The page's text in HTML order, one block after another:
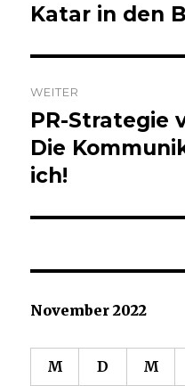
Beitrag:
Katar in den
WEITER
Nächster
Beitrag:
PR-Strategie
Die
ich!
November 2022
M D M